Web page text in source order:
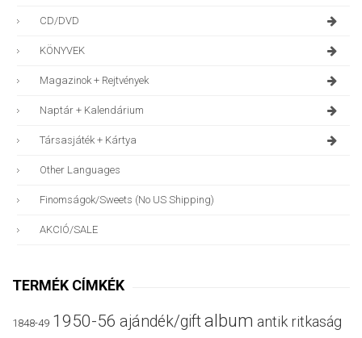
CD/DVD
KÖNYVEK
Magazinok + Rejtvények
Naptár + Kalendárium
Társasjáték + Kártya
Other Languages
Finomságok/sweets (no US Shipping)
AKCIÓ/SALE
TERMÉK CÍMKÉK
1848-49 1950-56 ajándék/giftalbum antik ritkaság